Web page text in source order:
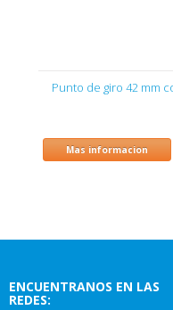
Punto de giro 42 mm
Mas informacion
ENCUENTRANOS EN LAS
REDES: